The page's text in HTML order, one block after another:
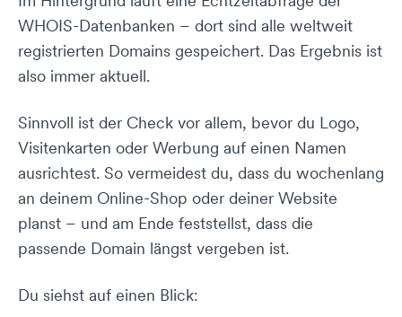
WHOIS-Datenbanken – dort sind alle weltweit
registrierten Domains gespeichert. Das Ergebnis ist
also immer aktuell.
Sinnvoll ist der Check vor allem, bevor du Logo,
Visitenkarten oder Werbung auf einen Namen
ausrichtest. So vermeidest du, dass du wochenlang
an deinem Online-Shop oder deiner Website
planst – und am Ende feststellst, dass die
passende Domain längst vergeben ist.
Du siehst auf einen Blick: